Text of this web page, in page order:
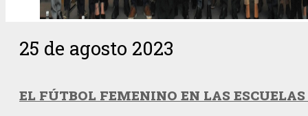
25 de agosto 2023
EL FÚTBOL FEMENINO EN LAS